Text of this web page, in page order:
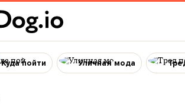
Куда пойти Уличная мода